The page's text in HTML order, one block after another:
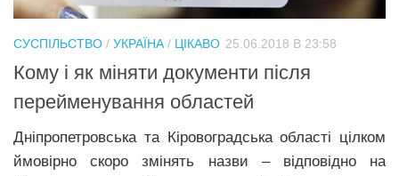
Одеса
Схід
Прикарпаття
Економіка
Політика
Світ
СУСПІЛЬСТВО / УКРАЇНА / ЦІКАВО 25.06.2018 В 23:58
Кому і як міняти документи після
перейменування областей
Дніпропетровська та Кіровоградська області цілком
ймовірно скоро змінять назви – відповідно на